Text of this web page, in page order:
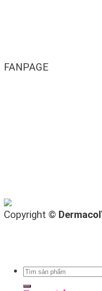
FANPAGE
Copyright ©